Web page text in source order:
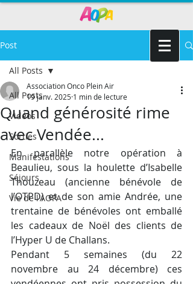
Post
All Posts
Vidéos
Sorties
Manifestations
Séjours
Vie de l'AOPA
All Posts
Quand générosité rime
avec Vendée...
Association Onco Plein Air
19 janv. 2025 1 min de lecture
En parallèle notre opération à
Beaulieu, sous la houlette d’Isabelle
Thouzeau (ancienne bénévole de
l’OTPD) et de son amie Andrée, une
trentaine de bénévoles ont emballé
les cadeaux de Noël des clients de
l’Hyper U de Challans.
Pendant 5 semaines (du 22
novembre au 24 décembre) ces